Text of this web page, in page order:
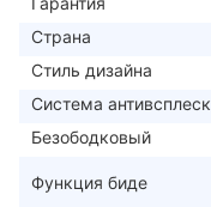
Страна
Стиль дизайна
Система антивсплеск
Безободковый
Функция биде